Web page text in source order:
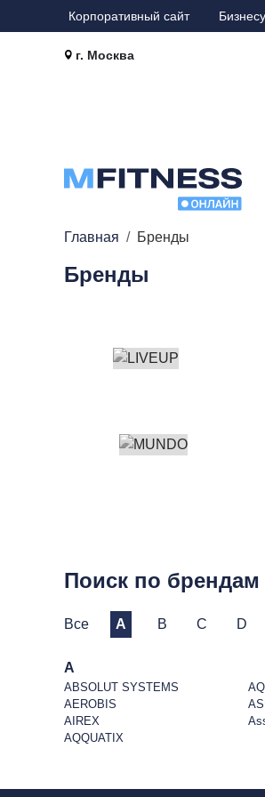
Корпоративный сайт Бизнесу
г. Москва
Главная Бренды
Бренды
Поиск по брендам
Все A B C D
A
ABSOLUT SYSTEMS
AEROBIS
AIREX
AQQUATIX